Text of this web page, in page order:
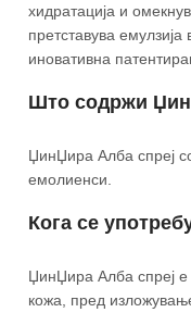
хидратација и
претставува
иновативна
Што содржи
ЏинЏира Алба спреј
емолиенси.
Кога се
ЏинЏира Алба спреј е
кожа, пред